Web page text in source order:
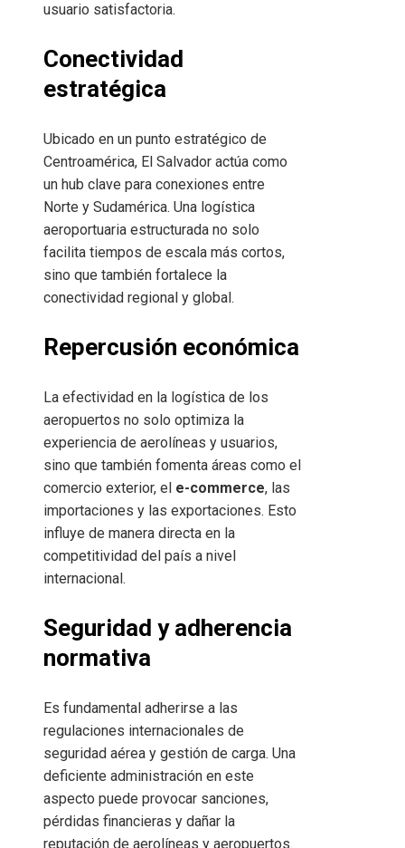
usuario satisfactoria.
Conectividad
estratégica
Ubicado en un punto estratégico de
Centroamérica, El Salvador actúa como
un hub clave para conexiones entre
Norte y Sudamérica. Una logística
aeroportuaria estructurada no solo
facilita tiempos de escala más cortos,
sino que también fortalece la
conectividad regional y global.
Repercusión económica
La efectividad en la logística de los
aeropuertos no solo optimiza la
experiencia de aerolíneas y usuarios,
sino que también fomenta áreas como el
comercio exterior, el e-commerce, las
importaciones y las exportaciones. Esto
influye de manera directa en la
competitividad del país a nivel
internacional.
Seguridad y adherencia
normativa
Es fundamental adherirse a las
regulaciones internacionales de
seguridad aérea y gestión de carga. Una
deficiente administración en este
aspecto puede provocar sanciones,
pérdidas financieras y dañar la
reputación de aerolíneas y aeropuertos.